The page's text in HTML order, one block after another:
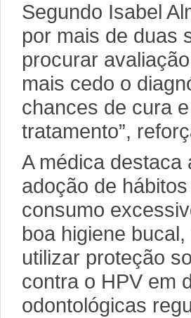
Segundo Isabel
por mais de duas
procurar
mais cedo o
chances de cura
tratamento”,
A médica destaca
adoção de
consumo
boa higiene
utilizar proteção
contra o HPV em
odontológicas